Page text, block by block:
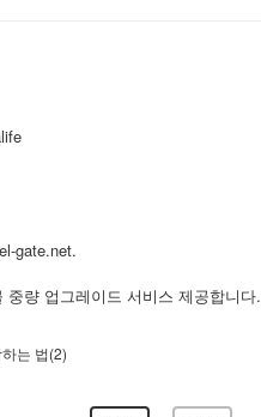
gate.net.
량 업그레이드 서비스 제공합니다.
는 법(2)